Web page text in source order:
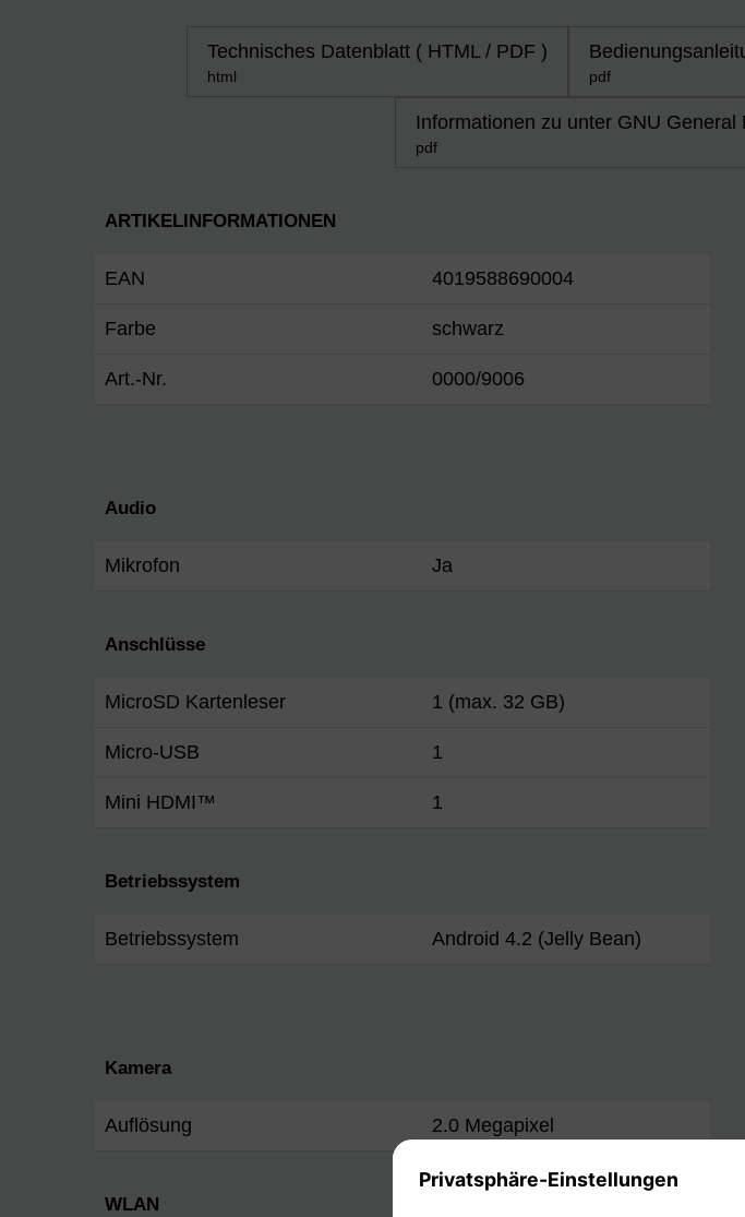
Technisches Datenblatt ( HTML / PDF )
html pdf
Informationen zu unter GNU
pdf
ARTIKELINFORMATIONEN
EAN 4019588690004
Farbe schwarz
Art.-Nr. 0000/9006
Audio
Mikrofon Ja
Anschlüsse
MicroSD Kartenleser 1 (max. 32 GB)
Micro-USB 1
Mini HDMI™ 1
Betriebssystem
Betriebssystem Android 4.2 (Jelly Bean)
Kamera
Auflösung 2.0 Megapixel
WLAN